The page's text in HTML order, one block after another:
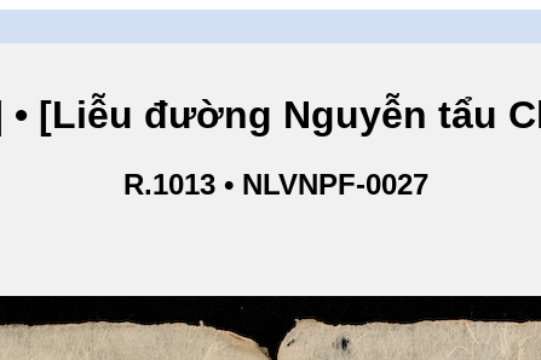
• [Liễu đường Nguyễn tẩu
R.1013 • NLVNPF-0027